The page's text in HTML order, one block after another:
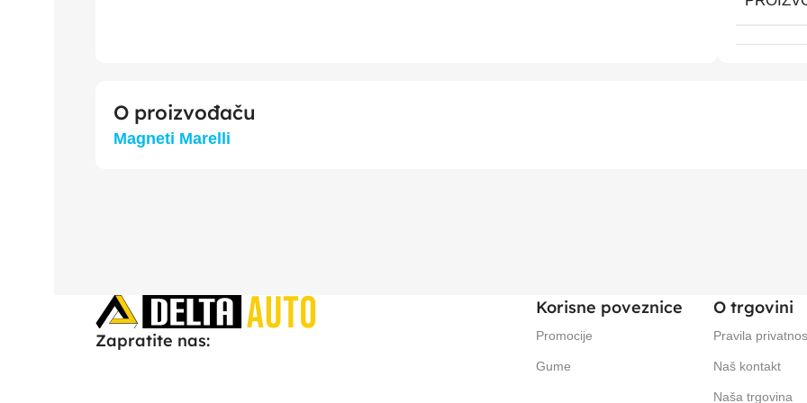
O proizvođaču
Magneti Marelli
Zapratite nas:
Korisne poveznice
Promocije
Gume
O trgovini
Pravila
Naš kontakt
Naša trgovina